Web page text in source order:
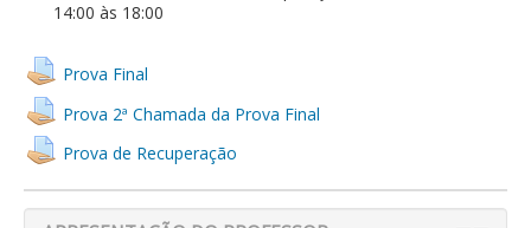
14:00 às 18:00
Prova Final
Prova 2ª Chamada da Prova Final
Prova de Recuperação